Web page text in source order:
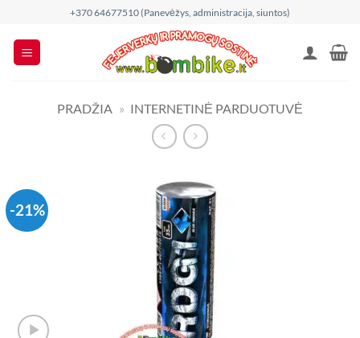
content
+370 64677510 (Panevėžys, administracija, siuntos)
PRADŽIA » INTERNETINĖ PARDUOTUVĖ
-21%